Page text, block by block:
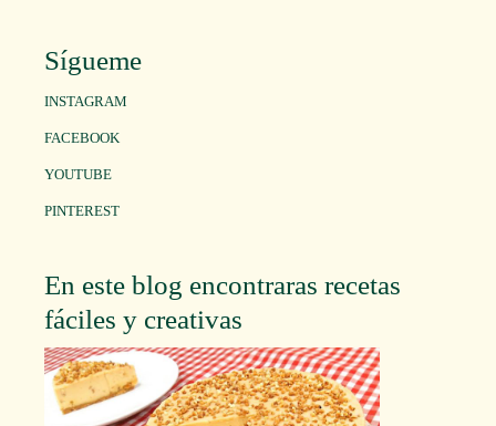
Sígueme
INSTAGRAM
FACEBOOK
YOUTUBE
PINTEREST
En este blog encontraras recetas
fáciles y creativas